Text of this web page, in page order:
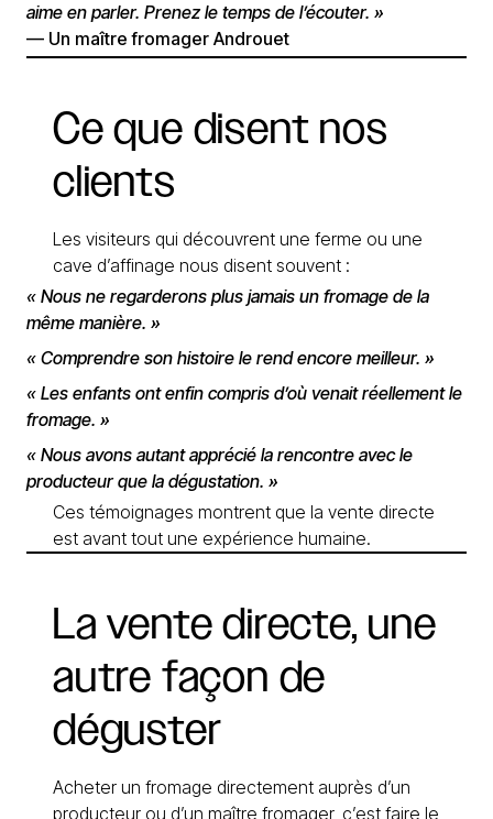
aime en parler. Prenez le temps de l’écouter. »
— Un maître fromager Androuet
Ce que disent nos
clients
Les visiteurs qui découvrent une ferme ou une
cave d’affinage nous disent souvent :
« Nous ne regarderons plus jamais un fromage de la
même manière. »
« Comprendre son histoire le rend encore meilleur. »
« Les enfants ont enfin compris d’où venait réellement le
fromage. »
« Nous avons autant apprécié la rencontre avec le
producteur que la dégustation. »
Ces témoignages montrent que la vente directe
est avant tout une expérience humaine.
La vente directe, une
autre façon de
déguster
Acheter un fromage directement auprès d’un
producteur ou d’un maître fromager, c’est faire le